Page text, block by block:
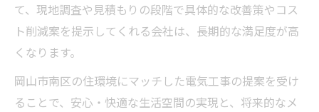
て、現地調査や見積もりの段階で具体的な改善策やコス
ト削減案を提示してくれる会社は、長期的な満足度が高
くなります。
岡山市南区の住環境にマッチした電気工事の提案を受け
ることで、安心・快適な生活空間の実現と、将来的なメ